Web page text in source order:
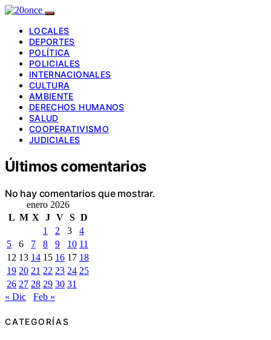
LOCALES
DEPORTES
POLÍTICA
POLICIALES
INTERNACIONALES
CULTURA
AMBIENTE
DERECHOS HUMANOS
SALUD
COOPERATIVISMO
JUDICIALES
Últimos comentarios
No hay comentarios que mostrar.
enero 2026
L M X J V S D
1
2 3
4
5
6 7 8 9 10 11
12 13 14 15 16 17 18
19 20 21 22 23 24 25
26 27 28 29 30 31
« Dic
Feb »
CATEGORÍAS